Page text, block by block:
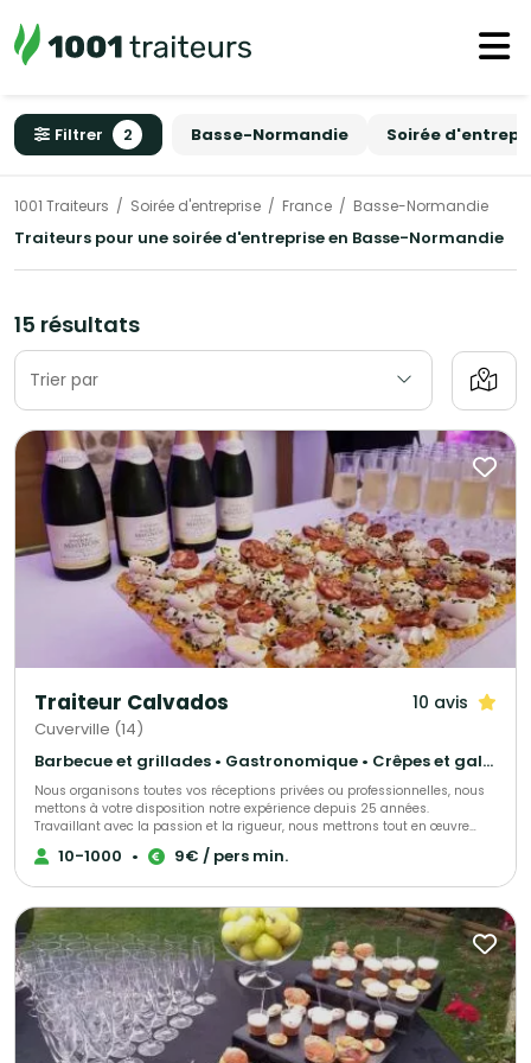
Filtrer 2 Basse-Normandie Soirée
1001 Traiteurs Soirée d'entreprise France Basse-Normandie
Traiteurs pour une soirée d'entreprise en Basse-Normandie
15 résultats
Trier par
Traiteur Calvados 10 avis
Cuverville (14)
Barbecue et grillades • Gastronomique • Crêpes et galettes
Nous organisons toutes vos réceptions privées ou professionnelles, nous
mettons à votre disposition notre expérience depuis 25 années.
Travaillant avec la passion et la rigueur, nous mettrons tout en œuvre
pour faire de ce jour un moment unique et inoubliable. Nous travaillons
avec des produits d’exceptions, locaux, tout fait maison. Nous serons à
10-1000 • 9€ / pers min.